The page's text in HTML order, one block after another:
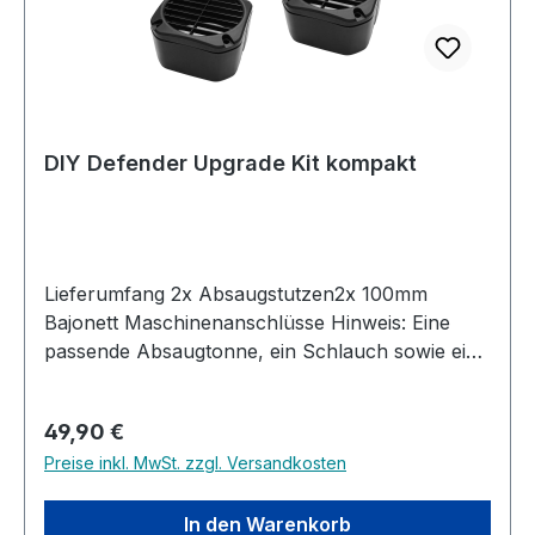
dauerhaft entlastetes Filtersystem. Eine einfache
Ergänzung mit großer Wirkung. Eine Anleitung
ist demnächst auf unserem Youtube-Kanal
eyer Nachbauen erwünscht!
DIY Defender Upgrade Kit kompakt
Lieferumfang 2x Absaugstutzen2x 100mm
Bajonett Maschinenanschlüsse Hinweis: Eine
passende Absaugtonne, ein Schlauch sowie eine
für Ihre Absauganlage. Mit diesem
kostengünstigen DIY-Set rüsten Sie jedes
gängige Stahldeckelfass im Handumdrehen zu
einer leistungsstarken Auffangtonne um.
Regulärer Preis:
49,90 €
Preise inkl. MwSt. zzgl. Versandkosten
In den Warenkorb